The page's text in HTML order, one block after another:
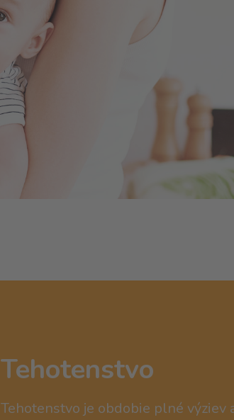
Tehotenstvo
Tehotenstvo je obdobie plné výziev